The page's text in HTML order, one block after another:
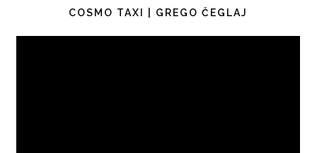
COSMO TAXI | GREGO ČEGLAJ